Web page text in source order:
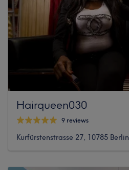
Hairqueen030
9 reviews
Kurfürstenstrasse 27, 10785 Berlin